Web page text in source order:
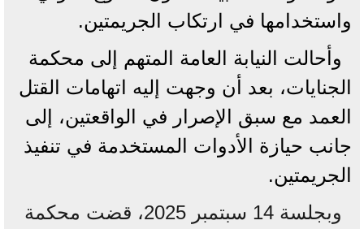
واستخدامها في ارتكاب الجريمتين.
وأحالت النيابة العامة المتهم إلى محكمة
الجنايات، بعد أن وجهت إليه اتهامات القتل
العمد مع سبق الإصرار في الواقعتين، إلى
جانب حيازة الأدوات المستخدمة في تنفيذ
الجريمتين.
وبجلسة 14 سبتمبر 2025، قضت محكمة